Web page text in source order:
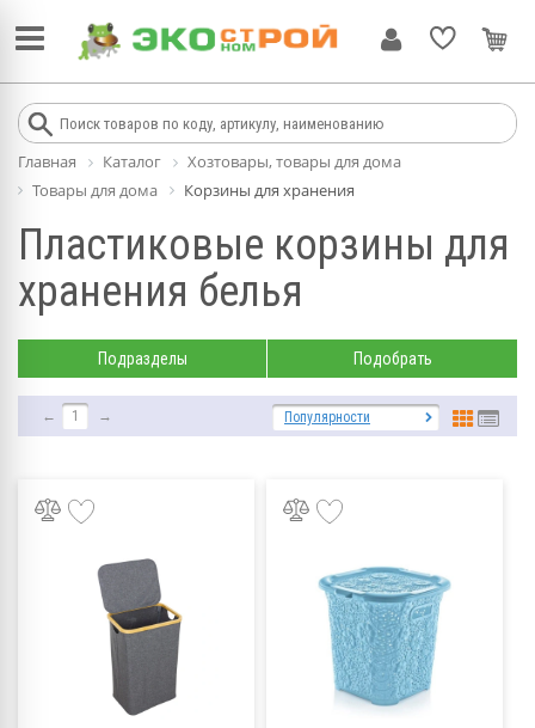
Главная Каталог
Хозтовары, товары для дома
Товары для дома
Корзины для хранения
Пластиковые корзины для
хранения белья
Подразделы Подобрать
← 1 → Популярности